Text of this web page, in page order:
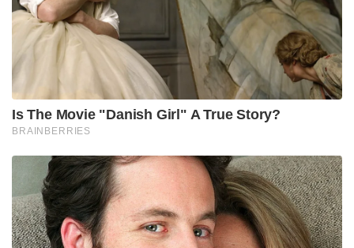
Is The Movie "Danish Girl" A True Story?
BRAINBERRIES